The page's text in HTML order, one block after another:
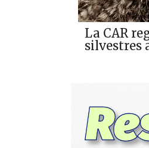
La CAR
silvestres